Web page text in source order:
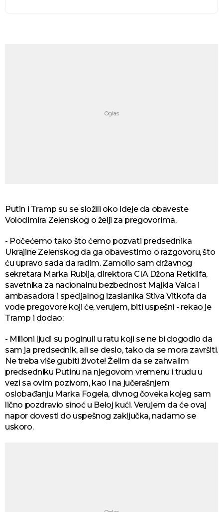
Putin i Tramp su se složili oko ideje da obaveste
Volodimira Zelenskog o želji za pregovorima.
- Počećemo tako što ćemo pozvati predsednika
Ukrajine Zelenskog da ga obavestimo o razgovoru, što
ću upravo sada da radim. Zamolio sam državnog
sekretara Marka Rubija, direktora CIA Džona Retklifa,
savetnika za nacionalnu bezbednost Majkla Valca i
ambasadora i specijalnog izaslanika Stiva Vitkofa da
vode pregovore koji će, verujem, biti uspešni - rekao je
Tramp i dodao:
- Milioni ljudi su poginuli u ratu koji se ne bi dogodio da
sam ja predsednik, ali se desio, tako da se mora završiti.
Ne treba više gubiti živote! Želim da se zahvalim
predsedniku Putinu na njegovom vremenu i trudu u
vezi sa ovim pozivom, kao i na jučerašnjem
oslobađanju Marka Fogela, divnog čoveka kojeg sam
lično pozdravio sinoć u Beloj kući. Verujem da će ovaj
napor dovesti do uspešnog zaključka, nadamo se
uskoro.